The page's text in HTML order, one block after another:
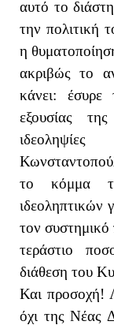
αυτό το
την πολιτική
η
ακριβώς το
κάνει: έσυρε
εξουσίας
το κόμμα
ιδεοληπτικών
τον
τεράστιο
διάθεση του
Και προσοχή!
όχι της Νέας